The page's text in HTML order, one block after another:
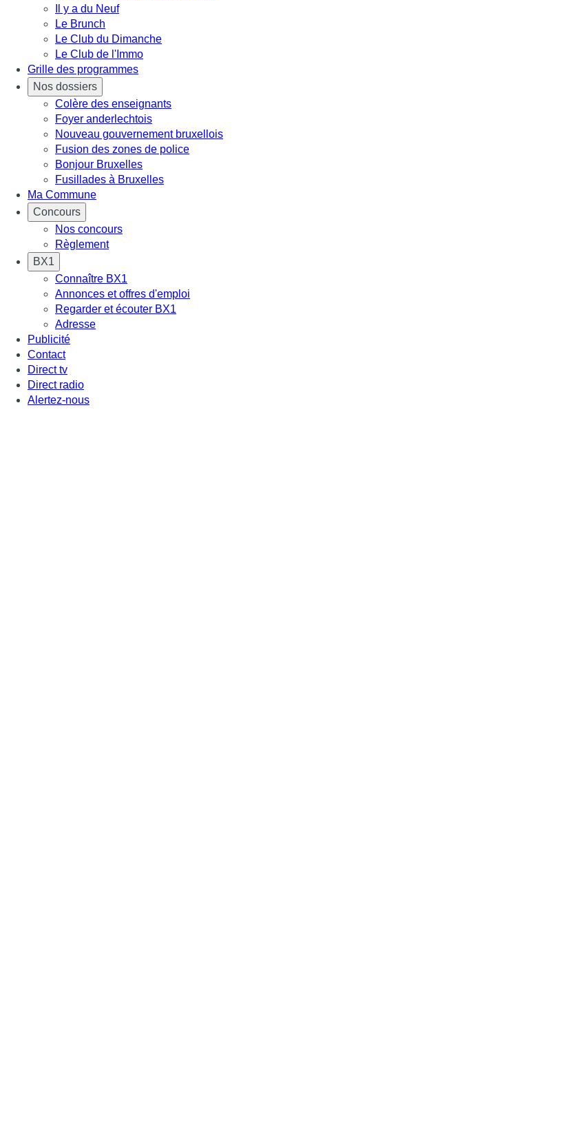
Il y a du Neuf
Le Brunch
Le Club du Dimanche
Le Club de l'Immo
Grille des programmes
Nos dossiers
Colère des enseignants
Foyer anderlechtois
Nouveau gouvernement bruxellois
Fusion des zones de police
Bonjour Bruxelles
Fusillades à Bruxelles
Ma Commune
Concours
Nos concours
Règlement
BX1
Connaître BX1
Annonces et offres d'emploi
Regarder et écouter BX1
Adresse
Publicité
Contact
Direct tv
Direct radio
Alertez-nous